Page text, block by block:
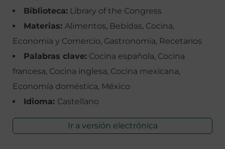
Biblioteca: Library of the Congress
Materias: Alimentos, Bebidas, Cocina,
Economía y Comercio, Gastronomía, Recetarios
Palabras clave: Cocina española, Cocina
francesa, Cocina inglesa, Cocina mexicana,
Economía doméstica, México
Idioma: Castellano
Ir a versión electrónica